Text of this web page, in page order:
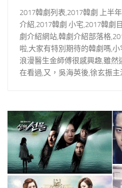
2017韓劇列表,2017韓劇 上半
介紹,2017韓劇 小宅,2017韓劇
劇介紹網站,韓劇介紹部落格
啦,大家有特別期待的韓劇嗎,
浪漫醫生金師傅很感興趣,雖然
在看過,又，吳海英後,徐玄振